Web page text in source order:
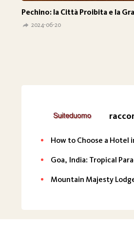
Pechino: la Città Proibita e la
2024-06-20
How to Choose a Hotel
Goa, India: Tropical
Mountain Majesty